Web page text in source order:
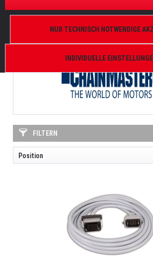
Produkte von ChainMaster
FILTERN
INDIVIDUELLE
NUR TECHNISCH NOTWENDIGE